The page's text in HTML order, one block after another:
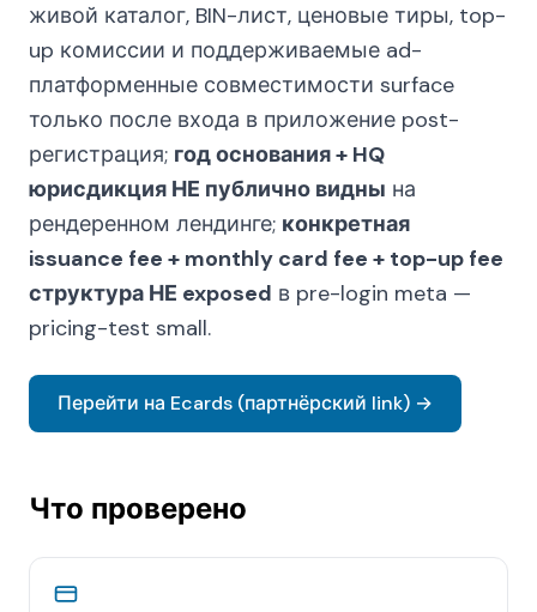
живой каталог, BIN-лист, ценовые тиры, top-
up комиссии и поддерживаемые ad-
платформенные совместимости surface
только после входа в приложение post-
регистрация; год основания + HQ
юрисдикция НЕ публично видны на
рендеренном лендинге; конкретная
issuance fee + monthly card fee + top-up fee
структура НЕ exposed в pre-login meta —
pricing-test small.
Перейти на Ecards (партнёрский link) →
Что проверено